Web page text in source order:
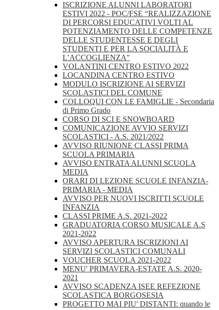
ISCRIZIONE ALUNNI LABORATORI
ESTIVI 2022 - POC/FSE “REALIZZAZIONE
DI PERCORSI EDUCATIVI VOLTI AL
POTENZIAMENTO DELLE COMPETENZE
DELLE STUDENTESSE E DEGLI
STUDENTI E PER LA SOCIALITÀ E
L’ACCOGLIENZA"
VOLANTINI CENTRO ESTIVO 2022
LOCANDINA CENTRO ESTIVO
MODULO ISCRIZIONE AI SERVIZI
SCOLASTICI DEL COMUNE
COLLOQUI CON LE FAMIGLIE - Secondaria
di Primo Grado
CORSO DI SCI E SNOWBOARD
COMUNICAZIONE AVVIO SERVIZI
SCOLASTICI - A.S. 2021/2022
AVVISO RIUNIONE CLASSI PRIMA
SCUOLA PRIMARIA
AVVISO ENTRATA ALUNNI SCUOLA
MEDIA
ORARI DI LEZIONE SCUOLE INFANZIA-
PRIMARIA - MEDIA
AVVISO PER NUOVI ISCRITTI SCUOLE
INFANZIA
CLASSI PRIME A.S. 2021-2022
GRADUATORIA CORSO MUSICALE A.S
2021-2022
AVVISO APERTURA ISCRIZIONI AI
SERVIZI SCOLASTICI COMUNALI
VOUCHER SCUOLA 2021-2022
MENU' PRIMAVERA-ESTATE A.S. 2020-
2021
AVVISO SCADENZA ISEE REFEZIONE
SCOLASTICA BORGOSESIA
PROGETTO MAI PIU' DISTANTI: quando le